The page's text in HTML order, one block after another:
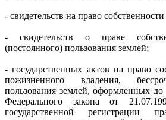
- свидетельств на право
- свидетельств о праве
(постоянного) пользования землей;
- государственных актов на право
пожизненного владения,
пользования землей, оформленных
Федерального закона от
государственной регистрации